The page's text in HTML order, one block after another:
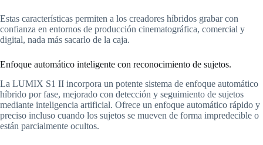
Estas características permiten a los creadores híbridos grabar con
confianza en entornos de producción cinematográfica, comercial y
digital, nada más sacarlo de la caja.
Enfoque automático inteligente con reconocimiento de sujetos.
La LUMIX S1 II incorpora un potente sistema de enfoque automático
híbrido por fase, mejorado con detección y seguimiento de sujetos
mediante inteligencia artificial. Ofrece un enfoque automático rápido y
preciso incluso cuando los sujetos se mueven de forma impredecible o
están parcialmente ocultos.